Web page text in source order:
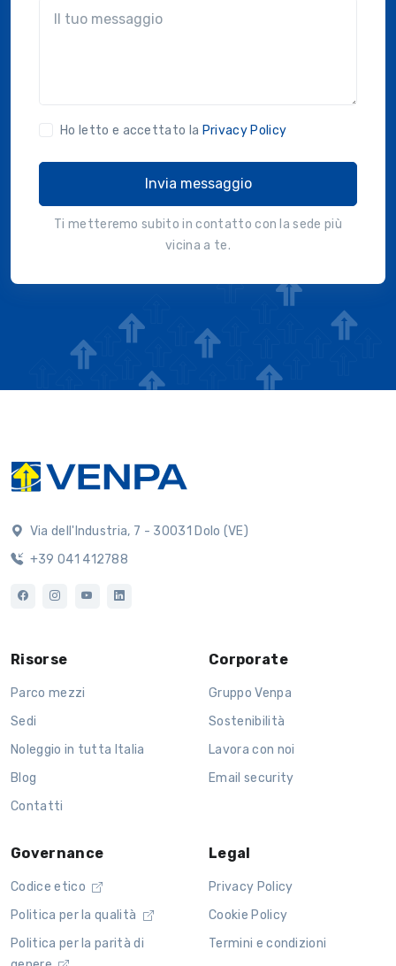
Ho letto e accettato la Privacy Policy
Invia messaggio
Ti metteremo subito in contatto con la sede più
vicina a te.
Via dell'Industria, 7 - 30031 Dolo (VE)
+39 041 412788
Risorse
Parco mezzi
Sedi
Noleggio in tutta Italia
Blog
Contatti
Corporate
Gruppo Venpa
Sostenibilità
Lavora con noi
Email security
Governance
Codice etico
Politica per la qualità
Politica per la parità di
Legal
Privacy Policy
Cookie Policy
Termini e condizioni